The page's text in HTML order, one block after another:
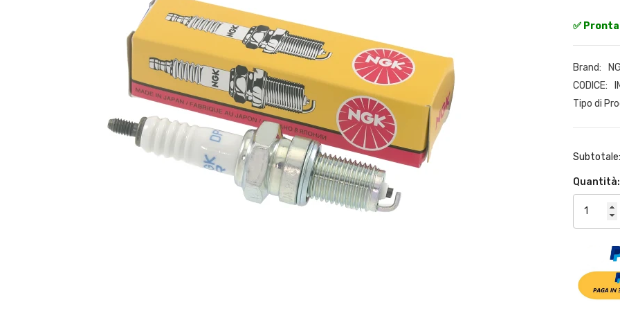
✅
Brand:
CODICE:
Tipo di
Quantità: